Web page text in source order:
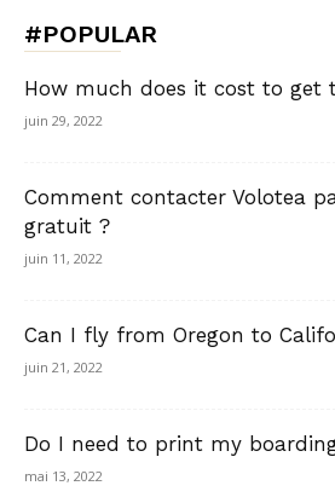
#POPULAR
How much does it cost to get
juin 29, 2022
Comment contacter Volotea
gratuit ?
juin 11, 2022
Can I fly from Oregon to
juin 21, 2022
Do I need to print my
mai 13, 2022